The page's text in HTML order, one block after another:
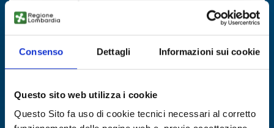
Consenso Dettagli Informazioni sui cookie
Questo sito web utilizza i cookie
Questo Sito fa uso di cookie tecnici necessari al corretto
cerca partner
ID: TODE20260327008